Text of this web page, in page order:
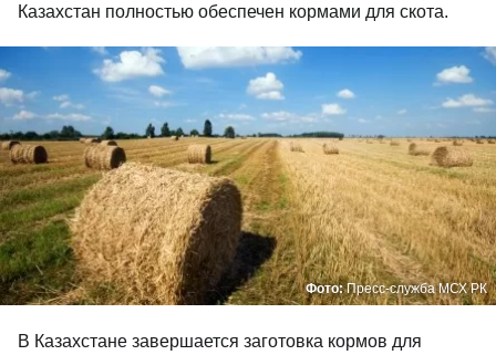
Казахстан полностью обеспечен кормами для скота.
Фото:Пресс-служба МСХ РК
В Казахстане завершается заготовка кормов для